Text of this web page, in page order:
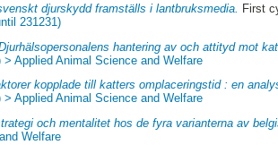
djurskydd framställs i lantbruksmedia. First
231231)
hantering av och attityd mot
> Applied Animal Science and Welfare
kopplade till katters omplaceringstid : en
> Applied Animal Science and Welfare
och mentalitet hos de fyra varianterna av
Welfare